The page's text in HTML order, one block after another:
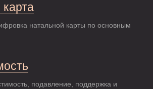
натальной карты по основным
подавление, поддержка и